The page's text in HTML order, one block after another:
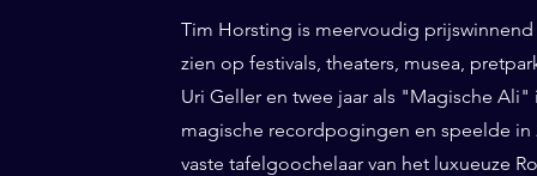
Tim Horsting is meervoudig
zien op festivals, theaters, musea,
Uri Geller en twee jaar als "Magische
magische recordpogingen en speelde in
vaste tafelgoochelaar van het luxueuze